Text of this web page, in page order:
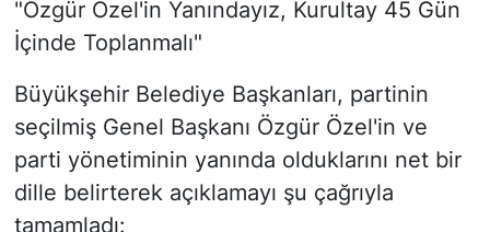
"Özgür Özel'in Yanındayız, Kurultay 45 Gün
İçinde Toplanmalı"
Büyükşehir Belediye Başkanları, partinin
seçilmiş Genel Başkanı Özgür Özel'in ve
parti yönetiminin yanında olduklarını net bir
dille belirterek açıklamayı şu çağrıyla
tamamladı: